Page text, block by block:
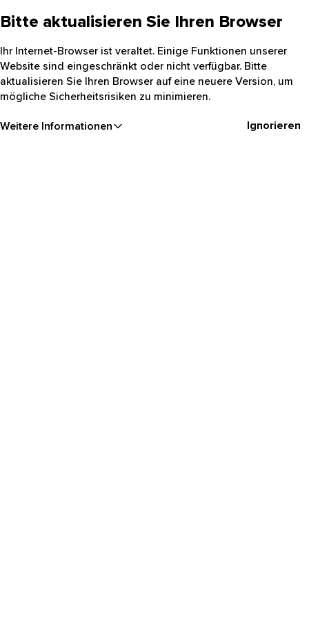
Bitte aktualisieren Sie Ihren Browser
Ihr Internet-Browser ist veraltet. Einige Funktionen unserer
Website sind eingeschränkt oder nicht verfügbar. Bitte
aktualisieren Sie Ihren Browser auf eine neuere Version, um
mögliche Sicherheitsrisiken zu minimieren.
Weitere Informationen Ignorieren